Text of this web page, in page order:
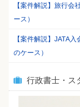
【案件解説】旅行会
ース）
【案件解説】JATA
のケース）
行政書士・ス